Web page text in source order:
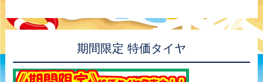
期間限定 特価タイヤ